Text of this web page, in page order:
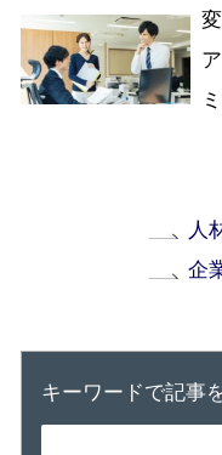
人
企
キーワードで記事